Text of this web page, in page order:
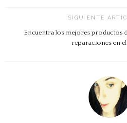
SIGUIENTE
Encuentra los mejores productos
reparaciones en